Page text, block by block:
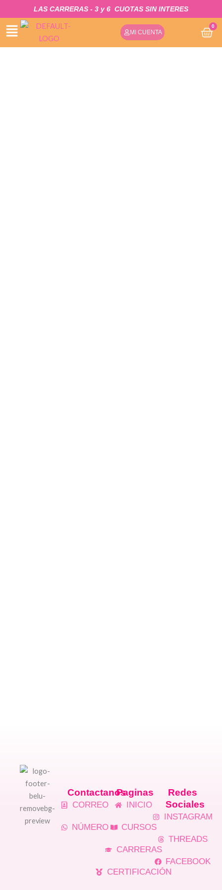
AL
CONTENIDO
LAS CARRERAS - 3 y 6 CUOTAS SIN INTERES​
MI CUENTA
0
Contactanos
CORREO
NÚMERO
Paginas
INICIO
CURSOS
CARRERAS
CERTIFICACIÓN
Redes
Sociales
INSTAGRAM
THREADS
FACEBOOK